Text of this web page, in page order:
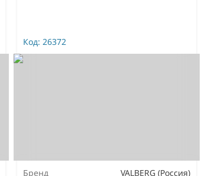
Код: 26372
Бренд
VALBERG (Россия)